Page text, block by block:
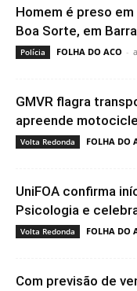
Homem é preso
Boa Sorte, em
Polícia FOLHA DO ACO -
GMVR flagra
apreende
Volta Redonda FOLHA DO
UniFOA confirma
Psicologia e
Volta Redonda FOLHA DO
Com previsão de